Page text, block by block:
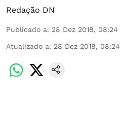
Redação DN
Publicado a: 28 Dez 2018, 08:24
Atualizado a: 28 Dez 2018, 08:24